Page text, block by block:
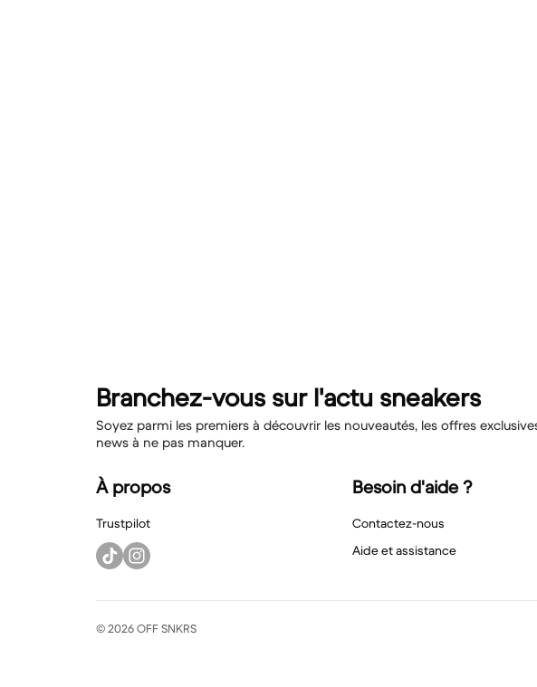
Branchez-vous sur l'actu sneakers
Soyez parmi les premiers à découvrir les nouveautés, les offres
news à ne pas manquer.
À propos
Trustpilot
Besoin d'aide ?
Contactez-nous
Aide et assistance
© 2026 OFF SNKRS